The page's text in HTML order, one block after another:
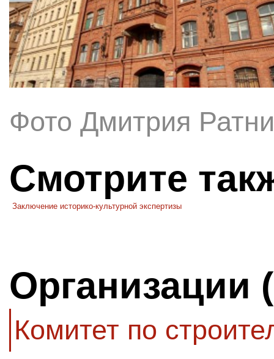
Фото Дмитрия
Смотрите
Заключение историко-культурной экспертизы
Организации
Комитет по